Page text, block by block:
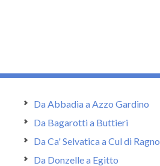
Da Abbadia a Azzo Gardino
Da Bagarotti a Buttieri
Da Ca' Selvatica a Cul di Ragno
Da Donzelle a Egitto